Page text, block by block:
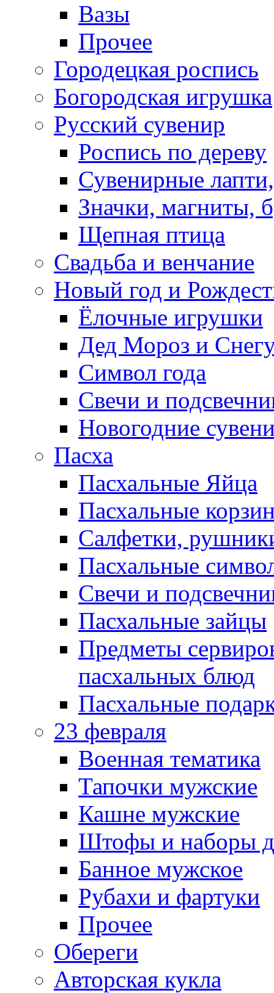
Вазы
Прочее
Городецкая роспись
Богородская игрушка
Русский сувенир
Роспись по дереву
Сувенирные
Значки, магниты,
Щепная птица
Свадьба и венчание
Новый год и
Ёлочные игрушки
Дед Мороз и
Символ года
Свечи и
Новогодние
Пасха
Пасхальные Яйца
Пасхальные
Салфетки,
Пасхальные
Свечи и
Пасхальные зайцы
Предметы
пасхальных блюд
Пасхальные
23 февраля
Военная тематика
Тапочки мужские
Кашне мужские
Штофы и наборы
Банное мужское
Рубахи и фартуки
Прочее
Обереги
Авторская кукла